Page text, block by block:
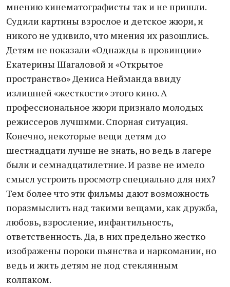
мнению кинематографисты так и не пришли.
Судили картины взрослое и детское жюри, и
никого не удивило, что мнения их разошлись.
Детям не показали «Однажды в провинции»
Екатерины Шагаловой и «Открытое
пространство» Дениса Нейманда ввиду
излишней «жесткости» этого кино. А
профессиональное жюри признало молодых
режиссеров лучшими. Спорная ситуация.
Конечно, некоторые вещи детям до
шестнадцати лучше не знать, но ведь в лагере
были и семнадцатилетние. И разве не имело
смысл устроить просмотр специально для них?
Тем более что эти фильмы дают возможность
поразмыслить над такими вещами, как дружба,
любовь, взросление, инфантильность,
ответственность. Да, в них предельно жестко
изображены пороки пьянства и наркомании, но
ведь и жить детям не под стеклянным
колпаком.